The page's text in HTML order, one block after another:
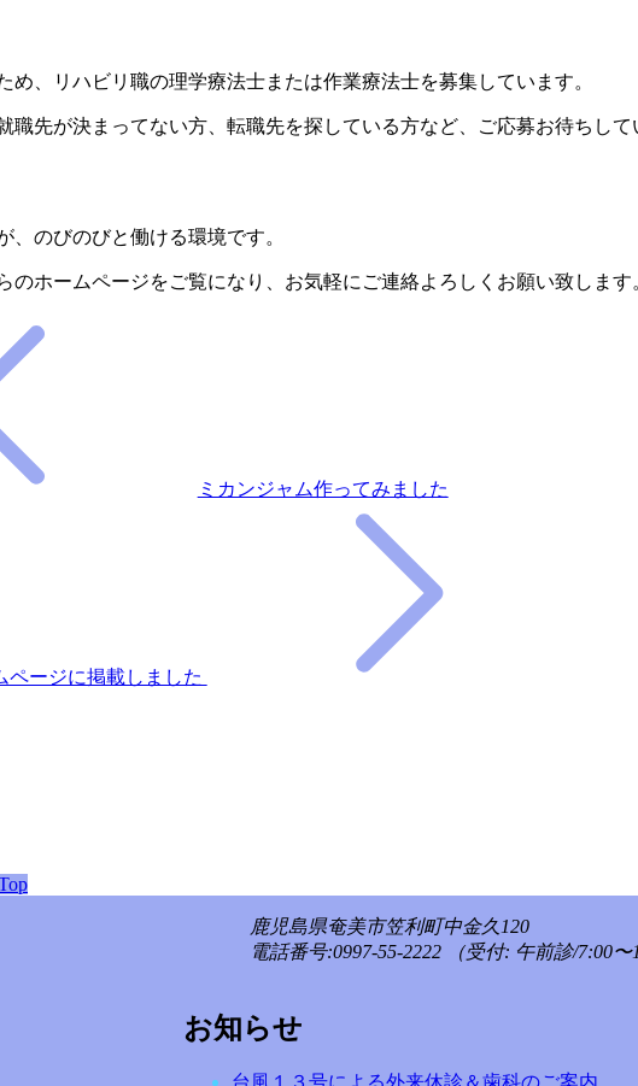
め、リハビリ職の理学療法士または作業療法士を募集しています。
職先が決まってない方、転職先を探している方など、ご応募お待ちし
、のびのびと働ける環境です。
のホームページをご覧になり、お気軽にご連絡よろしくお願い致します
ミカンジャム作ってみました
ページに掲載しました
鹿児島県奄美市笠利町中金久120
電話番号:0997-55-2222
（受付: 午前診/7:00
お知らせ